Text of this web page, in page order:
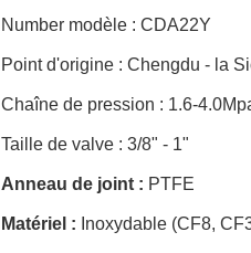
Number modèle : CDA22Y
Point d'origine : Chengdu - la
Chaîne de pression : 1.6-
Taille de valve : 3/8" - 1"
Anneau de joint : PTFE
Matériel : Inoxydable (CF8,